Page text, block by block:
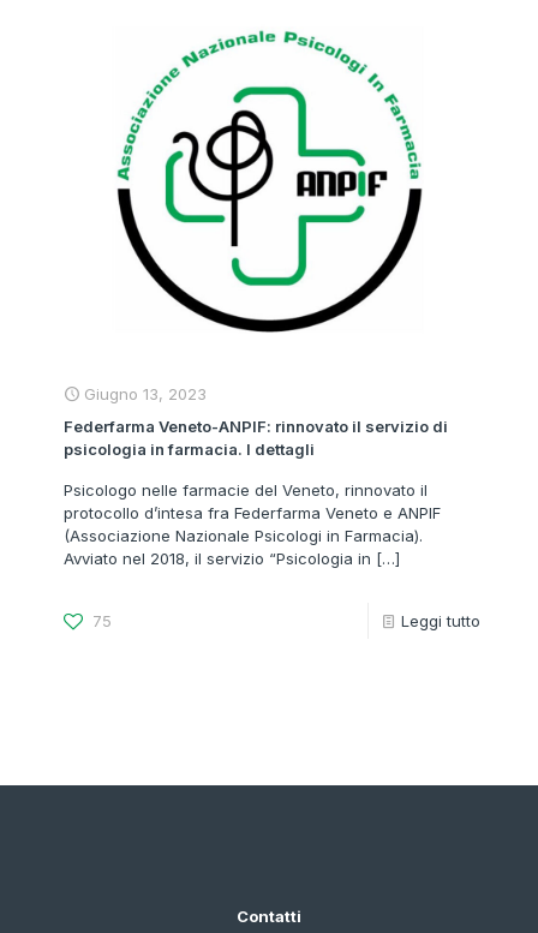
Giugno 13, 2023
Federfarma Veneto-ANPIF: rinnovato il servizio di
psicologia in farmacia. I dettagli
Psicologo nelle farmacie del Veneto, rinnovato il
protocollo d’intesa fra Federfarma Veneto e ANPIF
(Associazione Nazionale Psicologi in Farmacia).
Avviato nel 2018, il servizio “Psicologia in […]
75 Leggi tutto
Contatti